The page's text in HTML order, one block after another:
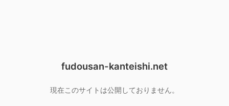
fudousan-kanteishi.net
現在このサイトは公開しておりません。